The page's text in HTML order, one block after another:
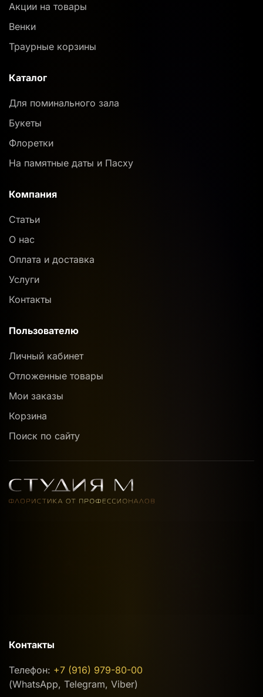
Акции на товары
Венки
Траурные корзины
Каталог
Для поминального зала
Букеты
Флоретки
На памятные даты и Пасху
Компания
Статьи
О нас
Оплата и доставка
Услуги
Контакты
Пользователю
Личный кабинет
Отложенные товары
Мои заказы
Корзина
Поиск по сайту
Контакты
Телефон: +7 (916) 979-80-00
(WhatsApp, Telegram, Viber)